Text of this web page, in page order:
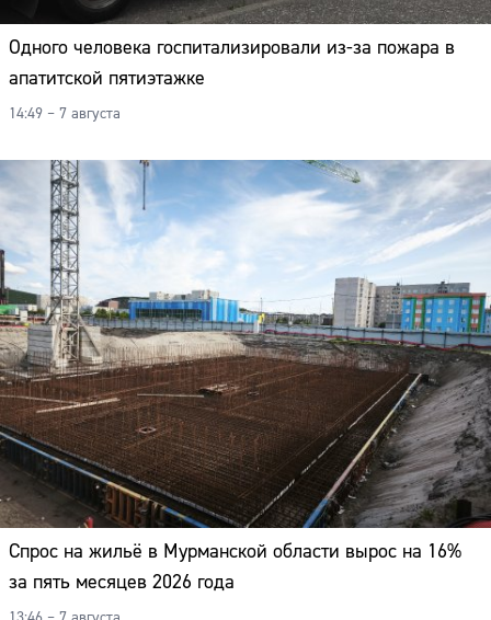
Одного человека госпитализировали из-за пожара в
апатитской пятиэтажке
14:49 – 7 августа
Спрос на жильё в Мурманской области вырос на 16%
за пять месяцев 2026 года